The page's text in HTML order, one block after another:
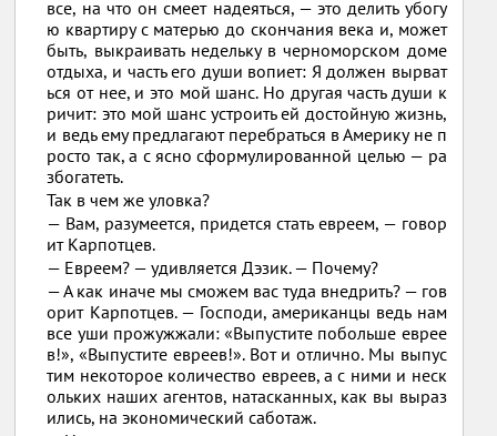
все, на что он смеет надеяться, — это делить убогу
ю квартиру с матерью до скончания века и, может
быть, выкраивать недельку в черноморском доме
отдыха, и часть его души вопиет: Я должен вырват
ься от нее, и это мой шанс. Но другая часть души к
ричит: это мой шанс устроить ей достойную жизнь,
и ведь ему предлагают перебраться в Америку не п
росто так, а с ясно сформулированной целью — ра
збогатеть.
Так в чем же уловка?
— Вам, разумеется, придется стать евреем, — говор
ит Карпотцев.
— Евреем? — удивляется Дэзик. — Почему?
— А как иначе мы сможем вас туда внедрить? — гов
орит Карпотцев. — Господи, американцы ведь нам
все уши прожужжали: «Выпустите побольше еврее
в!», «Выпустите евреев!». Вот и отлично. Мы выпус
тим некоторое количество евреев, а с ними и неск
ольких наших агентов, натасканных, как вы выраз
ились, на экономический саботаж.